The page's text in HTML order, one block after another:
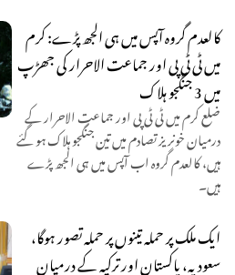
کالعدم گروہ آپس میں ہی الجھ پڑے: کرم
میں ٹی ٹی پی اور جماعت الاحرار کی جھڑپ
میں 3 جنگجو ہلاک
ضلع کرم میں ٹی ٹی پی اور جماعت الاحرار کے
درمیان خونریز تصادم میں تین جنگجو ہلاک ہو گئے
ہیں، کالعدم گروہ اب آپس میں ہی الجھ پڑے
ہیں۔
ایک ملک پر حملہ تینوں پر حملہ تصور ہوگا،
سعودیہ، پاکستان اور ترکیہ کے درمیان